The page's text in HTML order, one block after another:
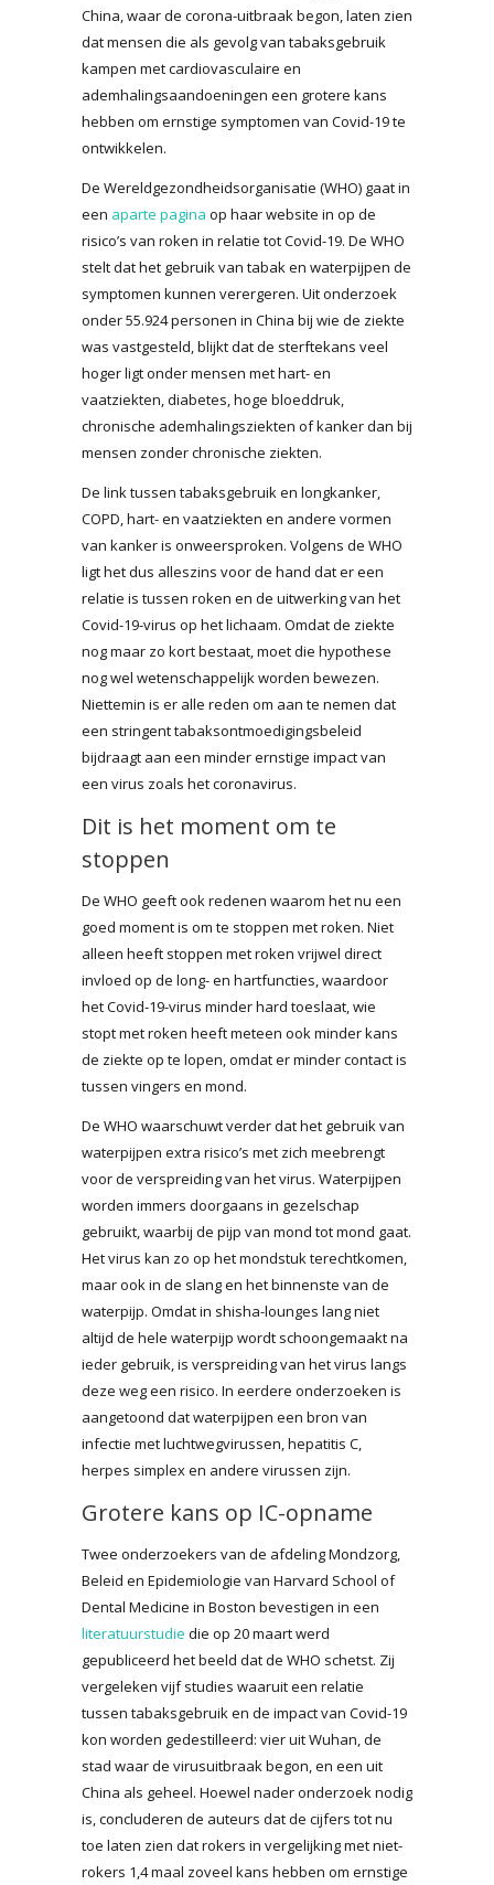
China, waar de corona-uitbraak begon, laten zien
dat mensen die als gevolg van tabaksgebruik
kampen met cardiovasculaire en
ademhalingsaandoeningen een grotere kans
hebben om ernstige symptomen van Covid-19 te
ontwikkelen.
De Wereldgezondheidsorganisatie (WHO) gaat in
een aparte pagina op haar website in op de
risico’s van roken in relatie tot Covid-19. De WHO
stelt dat het gebruik van tabak en waterpijpen de
symptomen kunnen verergeren. Uit onderzoek
onder 55.924 personen in China bij wie de ziekte
was vastgesteld, blijkt dat de sterftekans veel
hoger ligt onder mensen met hart- en
vaatziekten, diabetes, hoge bloeddruk,
chronische ademhalingsziekten of kanker dan bij
mensen zonder chronische ziekten.
De link tussen tabaksgebruik en longkanker,
COPD, hart- en vaatziekten en andere vormen
van kanker is onweersproken. Volgens de WHO
ligt het dus alleszins voor de hand dat er een
relatie is tussen roken en de uitwerking van het
Covid-19-virus op het lichaam. Omdat de ziekte
nog maar zo kort bestaat, moet die hypothese
nog wel wetenschappelijk worden bewezen.
Niettemin is er alle reden om aan te nemen dat
een stringent tabaksontmoedigingsbeleid
bijdraagt aan een minder ernstige impact van
een virus zoals het coronavirus.
Dit is het moment om te
stoppen
De WHO geeft ook redenen waarom het nu een
goed moment is om te stoppen met roken. Niet
alleen heeft stoppen met roken vrijwel direct
invloed op de long- en hartfuncties, waardoor
het Covid-19-virus minder hard toeslaat, wie
stopt met roken heeft meteen ook minder kans
de ziekte op te lopen, omdat er minder contact is
tussen vingers en mond.
De WHO waarschuwt verder dat het gebruik van
waterpijpen extra risico’s met zich meebrengt
voor de verspreiding van het virus. Waterpijpen
worden immers doorgaans in gezelschap
gebruikt, waarbij de pijp van mond tot mond gaat.
Het virus kan zo op het mondstuk terechtkomen,
maar ook in de slang en het binnenste van de
waterpijp. Omdat in shisha-lounges lang niet
altijd de hele waterpijp wordt schoongemaakt na
ieder gebruik, is verspreiding van het virus langs
deze weg een risico. In eerdere onderzoeken is
aangetoond dat waterpijpen een bron van
infectie met luchtwegvirussen, hepatitis C,
herpes simplex en andere virussen zijn.
Grotere kans op IC-opname
Twee onderzoekers van de afdeling Mondzorg,
Beleid en Epidemiologie van Harvard School of
Dental Medicine in Boston bevestigen in een
literatuurstudie die op 20 maart werd
gepubliceerd het beeld dat de WHO schetst. Zij
vergeleken vijf studies waaruit een relatie
tussen tabaksgebruik en de impact van Covid-19
kon worden gedestilleerd: vier uit Wuhan, de
stad waar de virusuitbraak begon, en een uit
China als geheel. Hoewel nader onderzoek nodig
is, concluderen de auteurs dat de cijfers tot nu
toe laten zien dat rokers in vergelijking met niet-
rokers 1,4 maal zoveel kans hebben om ernstige